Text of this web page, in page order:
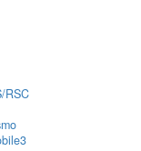
RSC